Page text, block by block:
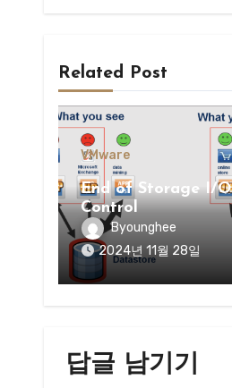
Related Post
VMware
End of Storage I/O
Control
Byounghee
2024년 11월 28일
답글 남기기